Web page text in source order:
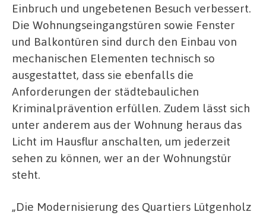
Einbruch und ungebetenen Besuch verbessert.
Die Wohnungseingangstüren sowie Fenster
und Balkontüren sind durch den Einbau von
mechanischen Elementen technisch so
ausgestattet, dass sie ebenfalls die
Anforderungen der städtebaulichen
Kriminalprävention erfüllen. Zudem lässt sich
unter anderem aus der Wohnung heraus das
Licht im Hausflur anschalten, um jederzeit
sehen zu können, wer an der Wohnungstür
steht.
„Die Modernisierung des Quartiers Lütgenholz